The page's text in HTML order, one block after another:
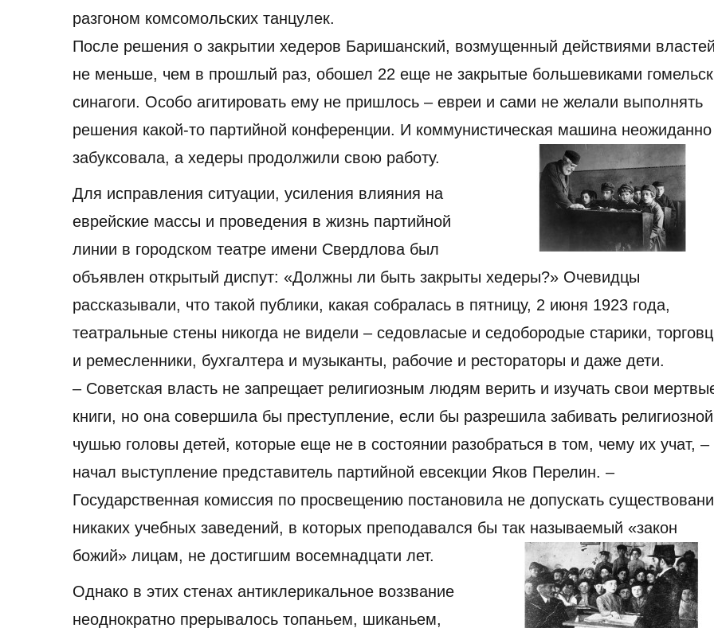
разгоном комсомольских танцулек.
После решения о закрытии хедеров Баришанский, возмущенный действиями властей
не меньше, чем в прошлый раз, обошел 22 еще не закрытые большевиками
синагоги. Особо агитировать ему не пришлось – евреи и сами не желали выполнять
решения какой-то партийной конференции. И коммунистическая машина неожиданно
забуксовала, а хедеры продолжили свою работу.
Для исправления ситуации, усиления влияния на
еврейские массы и проведения в жизнь партийной
линии в городском театре имени Свердлова был
объявлен открытый диспут: «Должны ли быть закрыты хедеры?» Очевидцы
рассказывали, что такой публики, какая собралась в пятницу, 2 июня 1923 года,
театральные стены никогда не видели – седовласые и седобородые старики,
и ремесленники, бухгалтера и музыканты, рабочие и рестораторы и даже дети.
– Советская власть не запрещает религиозным людям верить и изучать свои
книги, но она совершила бы преступление, если бы разрешила забивать религиозной
чушью головы детей, которые еще не в состоянии разобраться в том, чему их учат, –
начал выступление представитель партийной евсекции Яков Перелин. –
Государственная комиссия по просвещению постановила не допускать
никаких учебных заведений, в которых преподавался бы так называемый «закон
божий» лицам, не достигшим восемнадцати лет.
Однако в этих стенах антиклерикальное воззвание
неоднократно прерывалось топаньем, шиканьем,